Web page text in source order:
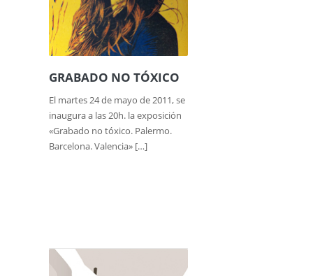
GRABADO NO TÓXICO
El martes 24 de mayo de 2011, se
inaugura a las 20h. la exposición
«Grabado no tóxico. Palermo.
Barcelona. Valencia» […]